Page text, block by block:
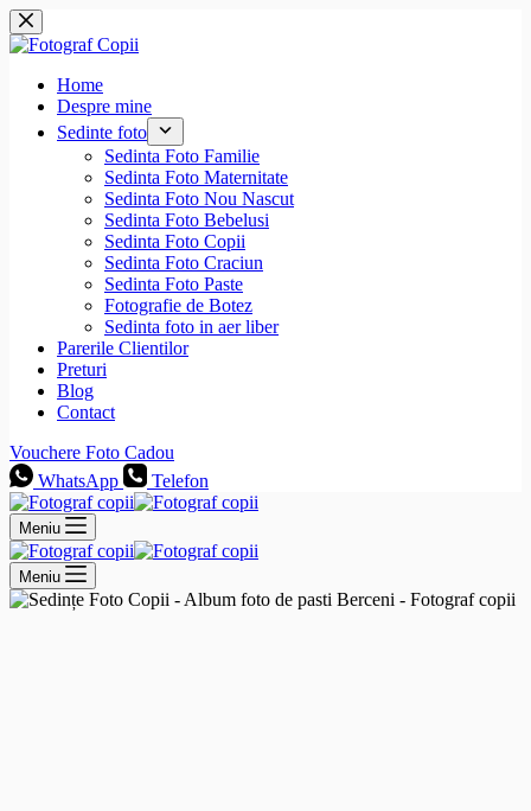
Sari
la
conținut
Home
Despre mine
Sedinte foto
Sedinta Foto Familie
Sedinta Foto Maternitate
Sedinta Foto Nou Nascut
Sedinta Foto Bebelusi
Sedinta Foto Copii
Sedinta Foto Craciun
Sedinta Foto Paste
Fotografie de Botez
Sedinta foto in aer liber
Parerile Clientilor
Preturi
Blog
Contact
Vouchere Foto Cadou
WhatsApp
Telefon
Meniu
Meniu